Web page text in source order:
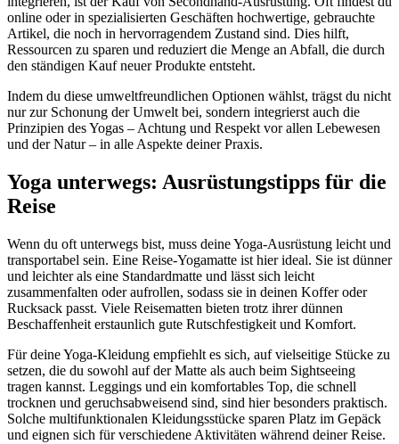
online oder in spezialisierten Geschäften hochwertige, gebrauchte
Artikel, die noch in hervorragendem Zustand sind. Dies hilft,
Ressourcen zu sparen und reduziert die Menge an Abfall, die durch
den ständigen Kauf neuer Produkte entsteht.
Indem du diese umweltfreundlichen Optionen wählst, trägst du nicht
nur zur Schonung der Umwelt bei, sondern integrierst auch die
Prinzipien des Yogas – Achtung und Respekt vor allen Lebewesen
und der Natur – in alle Aspekte deiner Praxis.
Yoga unterwegs: Ausrüstungstipps für die
Reise
Wenn du oft unterwegs bist, muss deine Yoga-Ausrüstung leicht und
transportabel sein. Eine Reise-Yogamatte ist hier ideal. Sie ist dünner
und leichter als eine Standardmatte und lässt sich leicht
zusammenfalten oder aufrollen, sodass sie in deinen Koffer oder
Rucksack passt. Viele Reisematten bieten trotz ihrer dünnen
Beschaffenheit erstaunlich gute Rutschfestigkeit und Komfort.
Für deine Yoga-Kleidung empfiehlt es sich, auf vielseitige Stücke zu
setzen, die du sowohl auf der Matte als auch beim Sightseeing
tragen kannst. Leggings und ein komfortables Top, die schnell
trocknen und geruchsabweisend sind, sind hier besonders praktisch.
Solche multifunktionalen Kleidungsstücke sparen Platz im Gepäck
und eignen sich für verschiedene Aktivitäten während deiner Reise.